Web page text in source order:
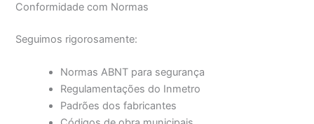
Conformidade com Normas
Seguimos rigorosamente:
Normas ABNT para segurança
Regulamentações do Inmetro
Padrões dos fabricantes